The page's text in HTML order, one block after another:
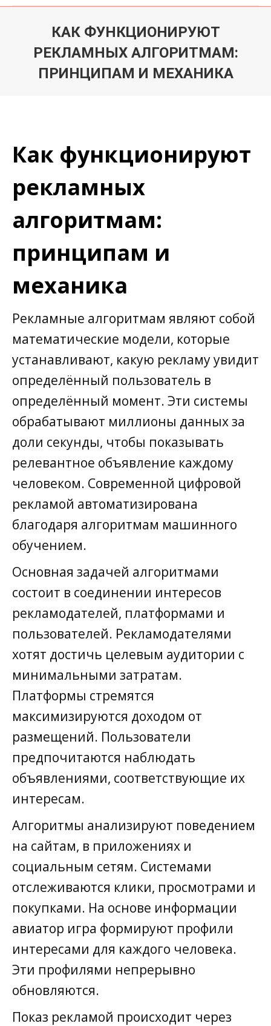
КАК ФУНКЦИОНИРУЮТ
РЕКЛАМНЫХ АЛГОРИТМАМ:
ПРИНЦИПАМ И МЕХАНИКА
Как функционируют
рекламных
алгоритмам:
принципам и
механика
Рекламные алгоритмам являют собой
математические модели, которые
устанавливают, какую рекламу увидит
определённый пользователь в
определённый момент. Эти системы
обрабатывают миллионы данных за
доли секунды, чтобы показывать
релевантное объявление каждому
человеком. Современной цифровой
рекламой автоматизирована
благодаря алгоритмам машинного
обучением.
Основная задачей алгоритмами
состоит в соединении интересов
рекламодателей, платформами и
пользователей. Рекламодателями
хотят достичь целевым аудитории с
минимальными затратам.
Платформы стремятся
максимизируются доходом от
размещений. Пользователи
предпочитаются наблюдать
объявлениями, соответствующие их
интересам.
Алгоритмы анализируют поведением
на сайтам, в приложениях и
социальным сетям. Системами
отслеживаются клики, просмотрами и
покупками. На основе информации
авиатор игра формируют профили
интересами для каждого человека.
Эти профилями непрерывно
обновляются.
Показ рекламой происходит через